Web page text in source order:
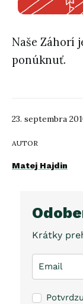
23. septembra
AUTOR
Matej Hajdin
Naše Záhorí
ponúknuť.
Krátky